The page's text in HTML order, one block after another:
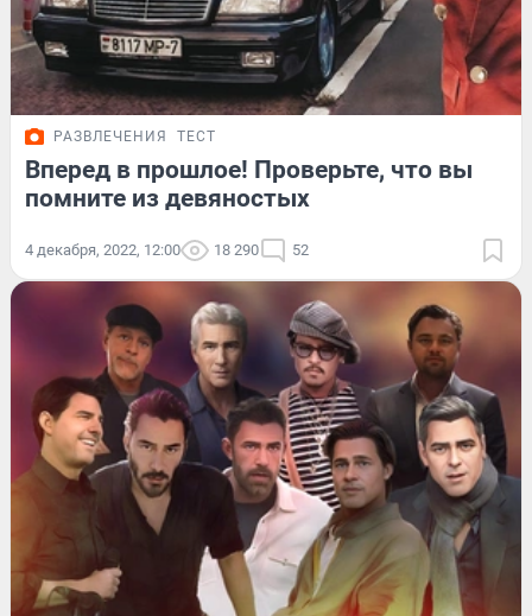
РАЗВЛЕЧЕНИЯ ТЕСТ
Вперед в прошлое! Проверьте, что вы
помните из девяностых
4 декабря, 2022, 12:00 18 290 52